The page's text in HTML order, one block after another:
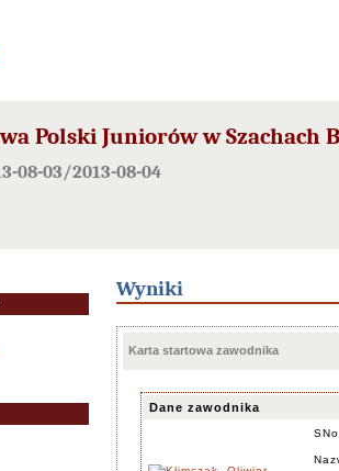
Polski Juniorów w Szachach
08-03/2013-08-04
Wyniki
Karta startowa zawodnika
Dane zawodnika
SNo